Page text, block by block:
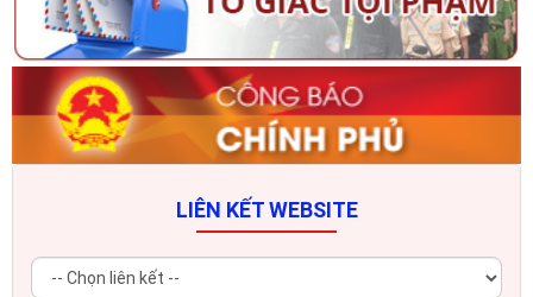
LIÊN KẾT WEBSITE